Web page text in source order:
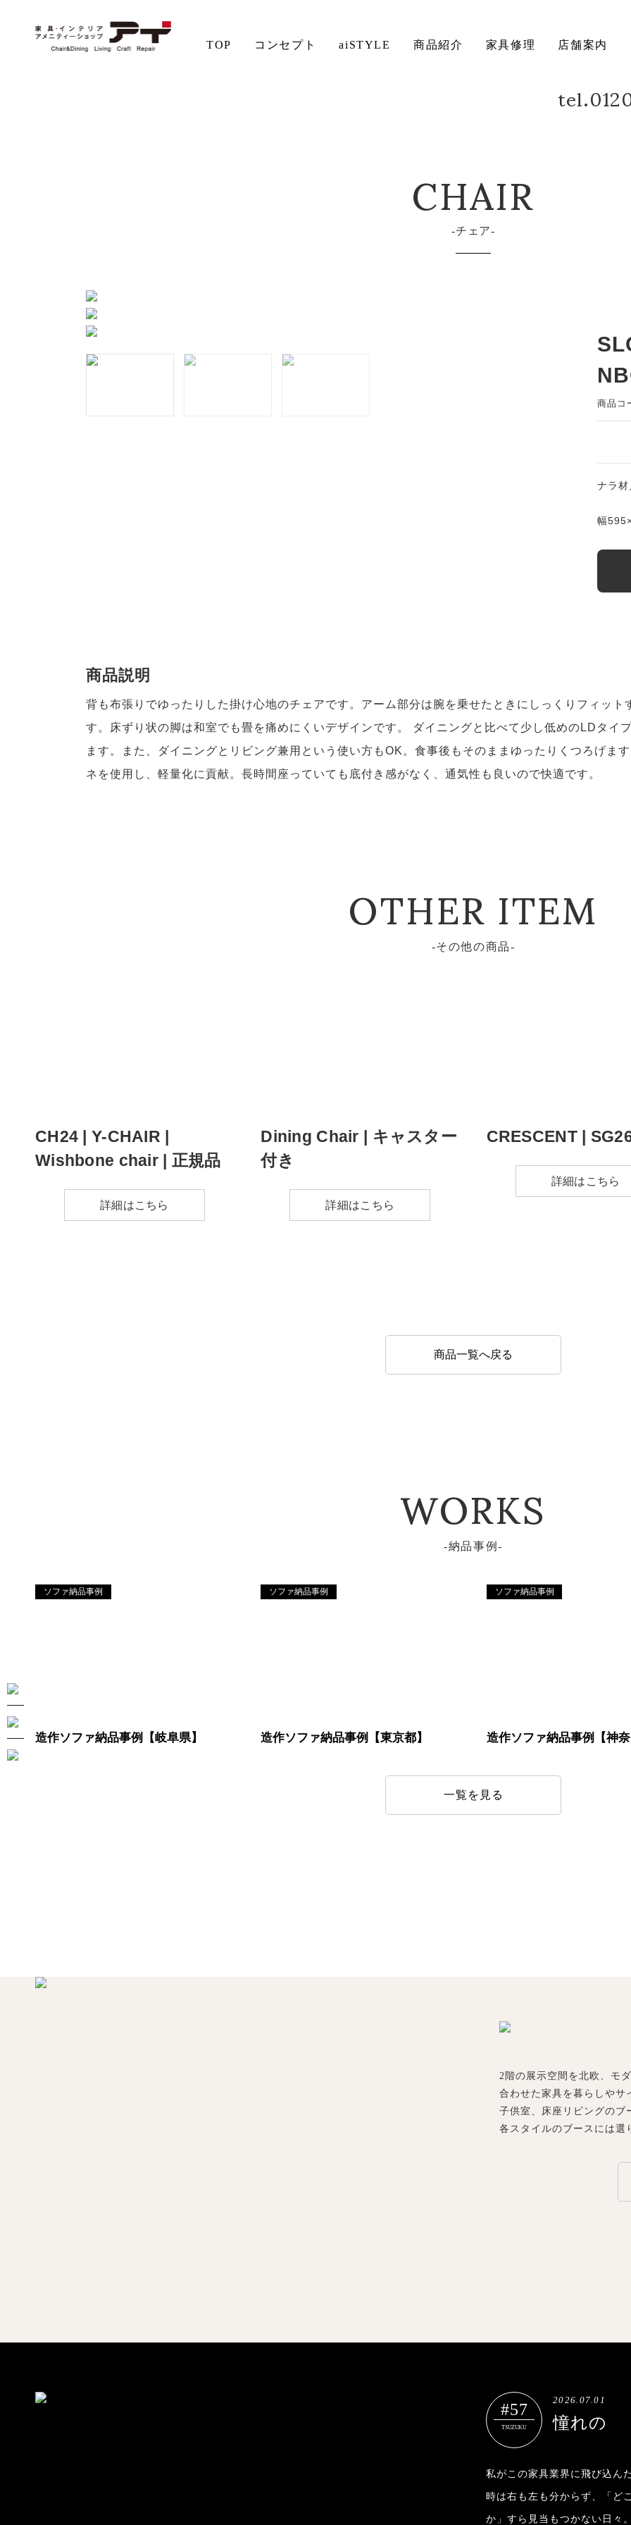
TOP コンセプト aiSTYLE 商品紹介 家具修理 店舗案内
CHAIR
チェア
商品コ
ナラ
幅
商品説明
背も布張りでゆったりした掛け心地のチェアです。アーム部分は腕を乗せたときにしっくりフィッ
す。床ずり状の脚は和室でも畳を痛めにくいデザインです。 ダイニングと比べて少し低めのLDタイ
ます。また、ダイニングとリビング兼用という使い方もOK。食事後もそのままゆったりくつろげま
ネを使用し、軽量化に貢献。長時間座っていても底付き感がなく、通気性も良いので快適です。
OTHER ITEM
その他の商品
CH24 | Y-CHAIR |
Wishbone chair | 正規品
詳細はこちら
Dining Chair | キャスター
付き
詳細はこちら
CRESCENT |
詳細はこちら
商品一覧へ戻る
WORKS
納品事例
ソファ納品事例
造作ソファ納品事例【岐阜県】
ソファ納品事例
造作ソファ納品事例【東京都】
ソファ納品事例
造作ソファ納品事例【神
一覧を見る
2階の展示空間を北欧、モ
合わせた家具を暮らしやサ
子供室、床座リビングのブ
各スタイルのブースには選
#57
TSUZUKU
2026.07.01
憧れの
私がこの家具業界に飛び込ん
時は右も左も分からず、「ど
か」すら見当もつかない日々